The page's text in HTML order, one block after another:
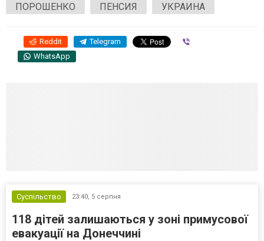
ПОРОШЕНКО ПЕНСИЯ УКРАИНА
Reddit Telegram
WhatsApp
Суспільство 23:40, 5 серпня
118 дітей залишаються у зоні примусової
евакуації на Донеччині